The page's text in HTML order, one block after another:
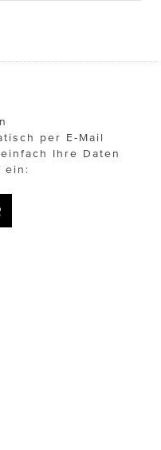
per E-Mail
Ihre Daten
ein: